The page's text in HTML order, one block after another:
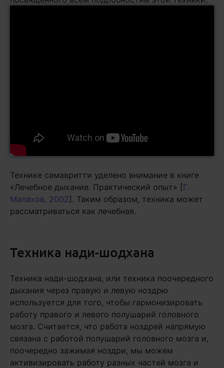
Технике самавритти уделено внимание в книге
«Лечебное дыхание. Практический опыт» [Г.
Малахов, 2002]. Таким образом, техника может
рассматриваться как лечебная.
Техника нади-шодхана
Техника нади-шодхана, или техника поочередного
дыхания через правую и левую ноздрю
используется для того, чтобы гармонизировать
работу правого и левого полушарий головного
мозга. Считается, что работа ноздрей напрямую
связана с работой полушарий головного мозга и,
поочередно зажимая ноздри, мы можем
активизировать работу разных частей мозга и